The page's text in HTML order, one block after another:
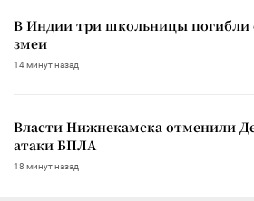
В Индии три школьницы погибли
змеи
14 минут назад
Власти Нижнекамска отменили
атаки БПЛА
18 минут назад